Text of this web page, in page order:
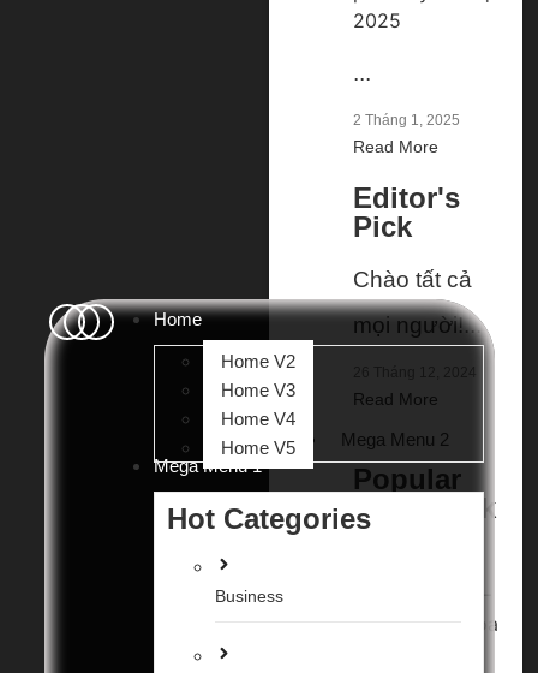
...
2 Tháng 1, 2025
Read More
Editor's
Pick
Chào tất cả
mọi người!...
Read More
Mega Menu 2
Popular
This Week
Home
Home V2
Home V3
Home V4
Home V5
Mega Menu 1
Hot Categories
Business